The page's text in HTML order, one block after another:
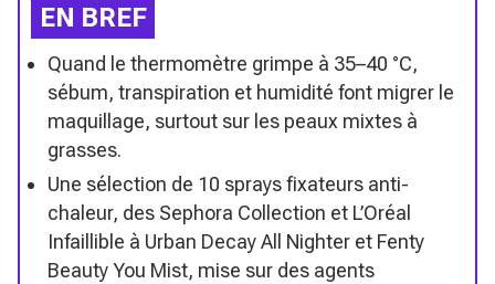
EN BREF
Quand le thermomètre grimpe à 35–40 °C,
sébum, transpiration et humidité font migrer le
maquillage, surtout sur les peaux mixtes à
grasses.
Une sélection de 10 sprays fixateurs anti-
chaleur, des Sephora Collection et L’Oréal
Infaillible à Urban Decay All Nighter et Fenty
Beauty You Mist, mise sur des agents